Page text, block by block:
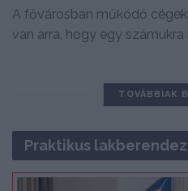
A fővárosban működő
van arra, hogy egy számukra
TOVÁBBIAK
Praktikus